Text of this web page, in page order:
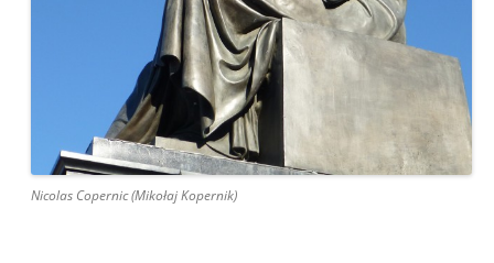
Nicolas Copernic (Mikołaj Kopernik)